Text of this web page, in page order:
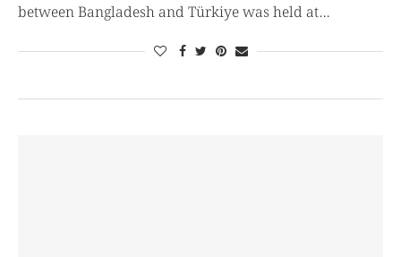
between Bangladesh and Türkiye was held at…